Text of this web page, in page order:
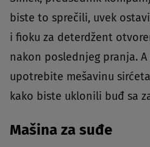
biste to sprečili, uvek
i fioku za deterdžent
nakon poslednjeg pranja.
upotrebite mešavinu
kako biste uklonili buđ sa
Mašina za suđe